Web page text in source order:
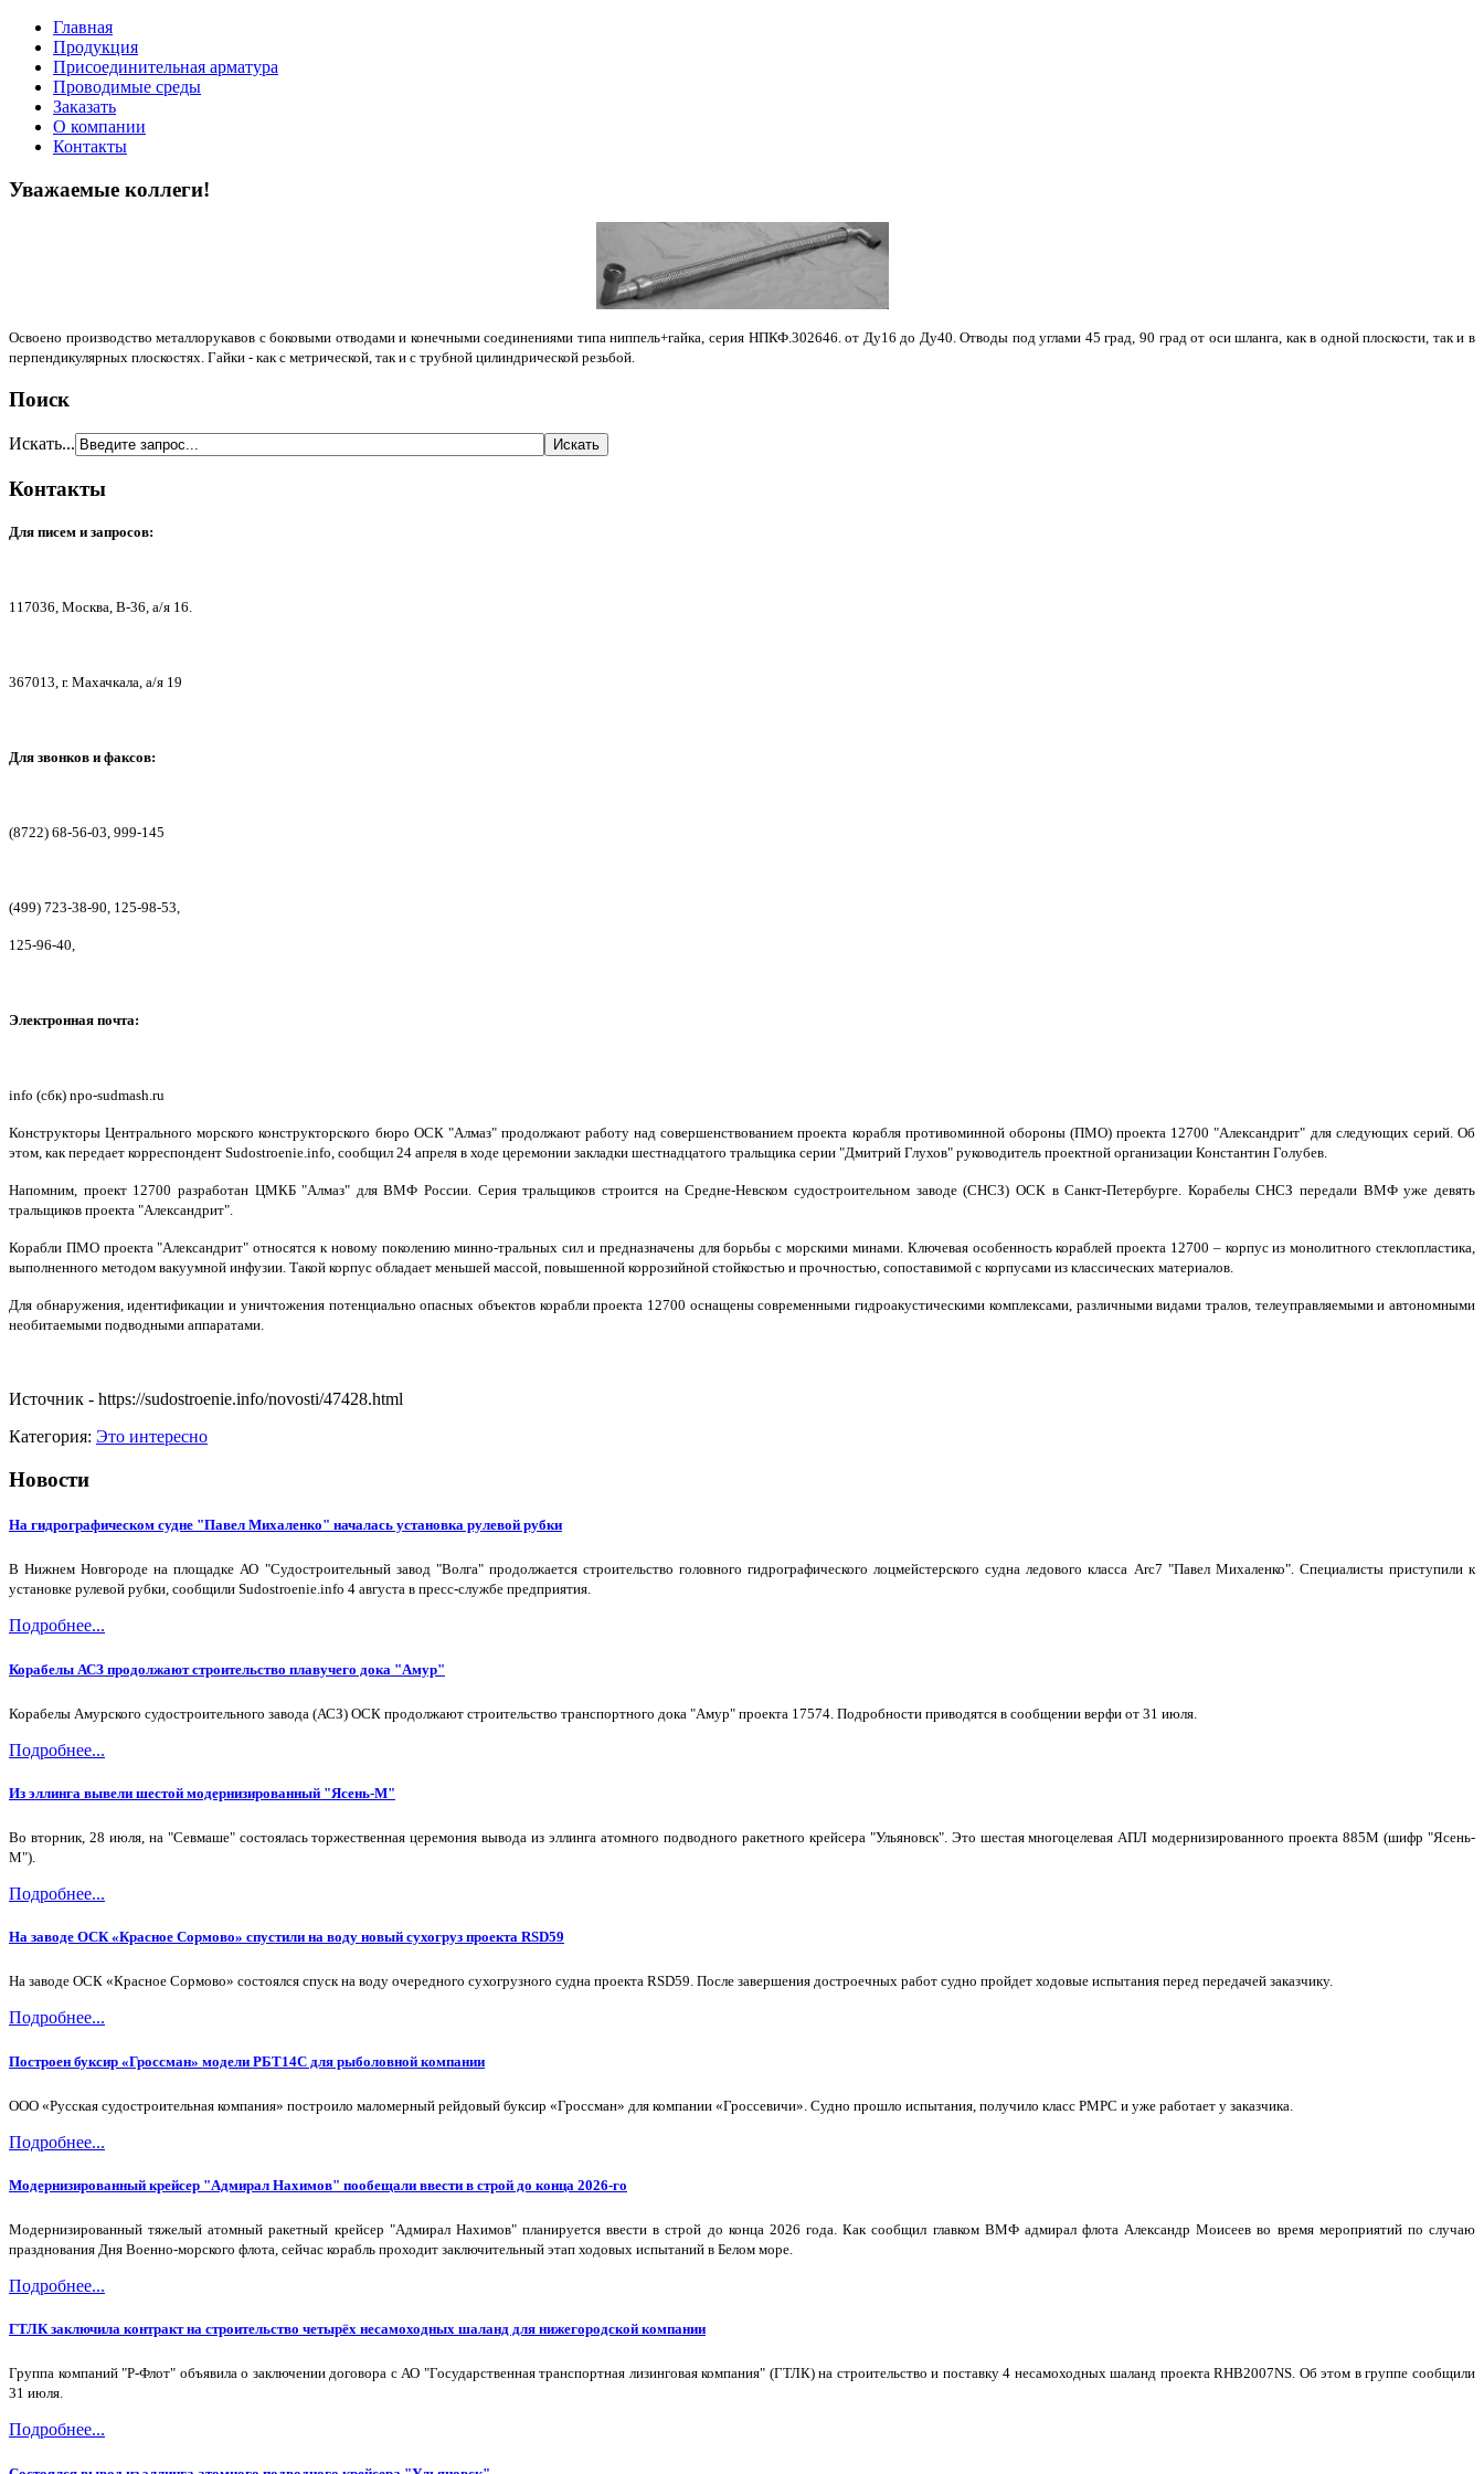
Главная
Продукция
Присоединительная арматура
Проводимые среды
Заказать
О компании
Контакты
Уважаемые коллеги!
Освоено производство металлорукавов с боковыми отводами и конечными соединениями типа ниппель+гайка, серия НПКФ.302646. от Ду16 до Ду40. Отводы под углами 45 град, 90 град от оси шланга, как в одной плоскости, так и в
перпендикулярных плоскостях. Гайки - как с метрической, так и с трубной цилиндрической резьбой.
Поиск
Искать...
Контакты
Для писем и запросов:
117036, Москва, В-36, а/я 16.
367013, г. Махачкала, а/я 19
Для звонков и факсов:
(8722) 68-56-03, 999-145
(499) 723-38-90, 125-98-53,
125-96-40,
Электронная почта:
info (сбк) npo-sudmash.ru
Конструкторы Центрального морского конструкторского бюро ОСК "Алмаз" продолжают работу над совершенствованием проекта корабля противоминной обороны (ПМО) проекта 12700 "Александрит" для следующих серий. Об
этом, как передает корреспондент Sudostroenie.info, сообщил 24 апреля в ходе церемонии закладки шестнадцатого тральщика серии "Дмитрий Глухов" руководитель проектной организации Константин Голубев.
Напомним, проект 12700 разработан ЦМКБ "Алмаз" для ВМФ России. Серия тральщиков строится на Средне-Невском судостроительном заводе (СНСЗ) ОСК в Санкт-Петербурге. Корабелы СНСЗ передали ВМФ уже девять
тральщиков проекта "Александрит".
Корабли ПМО проекта "Александрит" относятся к новому поколению минно-тральных сил и предназначены для борьбы с морскими минами. Ключевая особенность кораблей проекта 12700 ‒ корпус из монолитного стеклопластика,
выполненного методом вакуумной инфузии. Такой корпус обладает меньшей массой, повышенной коррозийной стойкостью и прочностью, сопоставимой с корпусами из классических материалов.
Для обнаружения, идентификации и уничтожения потенциально опасных объектов корабли проекта 12700 оснащены современными гидроакустическими комплексами, различными видами тралов, телеуправляемыми и автономными
необитаемыми подводными аппаратами.
Источник - https://sudostroenie.info/novosti/47428.html
Категория: Это интересно
Новости
На гидрографическом судне "Павел Михаленко" началась установка рулевой рубки
В Нижнем Новгороде на площадке АО "Судостроительный завод "Волга" продолжается строительство головного гидрографического лоцмейстерского судна ледового класса Arc7 "Павел Михаленко". Специалисты приступили к
установке рулевой рубки, сообщили Sudostroenie.info 4 августа в пресс-службе предприятия.
Подробнее...
Корабелы АСЗ продолжают строительство плавучего дока "Амур"
Корабелы Амурского судостроительного завода (АСЗ) ОСК продолжают строительство транспортного дока "Амур" проекта 17574. Подробности приводятся в сообщении верфи от 31 июля.
Подробнее...
Из эллинга вывели шестой модернизированный "Ясень-М"
Во вторник, 28 июля, на "Севмаше" состоялась торжественная церемония вывода из эллинга атомного подводного ракетного крейсера "Ульяновск". Это шестая многоцелевая АПЛ модернизированного проекта 885М (шифр "Ясень-
М").
Подробнее...
На заводе ОСК «Красное Сормово» спустили на воду новый сухогруз проекта RSD59
На заводе ОСК «Красное Сормово» состоялся спуск на воду очередного сухогрузного судна проекта RSD59. После завершения достроечных работ судно пройдет ходовые испытания перед передачей заказчику.
Подробнее...
Построен буксир «Гроссман» модели РБТ14С для рыболовной компании
ООО «Русская судостроительная компания» построило маломерный рейдовый буксир «Гроссман» для компании «Гроссевичи». Судно прошло испытания, получило класс РМРС и уже работает у заказчика.
Подробнее...
Модернизированный крейсер "Адмирал Нахимов" пообещали ввести в строй до конца 2026-го
Модернизированный тяжелый атомный ракетный крейсер "Адмирал Нахимов" планируется ввести в строй до конца 2026 года. Как сообщил главком ВМФ адмирал флота Александр Моисеев во время мероприятий по случаю
празднования Дня Военно-морского флота, сейчас корабль проходит заключительный этап ходовых испытаний в Белом море.
Подробнее...
ГТЛК заключила контракт на строительство четырёх несамоходных шаланд для нижегородской компании
Группа компаний "Р-Флот" объявила о заключении договора с АО "Государственная транспортная лизинговая компания" (ГТЛК) на строительство и поставку 4 несамоходных шаланд проекта RHB2007NS. Об этом в группе сообщили
31 июля.
Подробнее...